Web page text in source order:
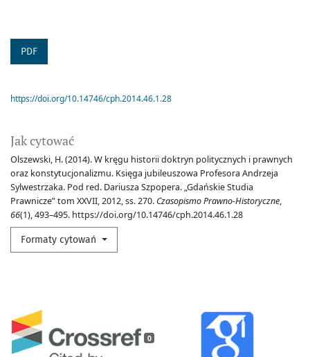
PDF
Jak cytować
Olszewski, H. (2014). W kręgu historii doktryn politycznych i prawnych
oraz konstytucjonalizmu. Księga jubileuszowa Profesora Andrzeja
Sylwestrzaka. Pod red. Dariusza Szpopera. „Gdańskie Studia
Prawnicze” tom XXVII, 2012, ss. 270. Czasopismo Prawno-Historyczne,
66(1), 493–495. https://doi.org/10.14746/cph.2014.46.1.28
Formaty cytowań
0
https://doi.org/10.14746/cph.2014.46.1.28